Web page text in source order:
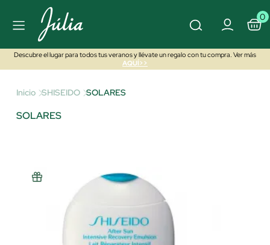
0
Descubre el lugar para todos tus veranos y llévate un regalo con tu compra. Ver más
AQUÍ>>
Inicio SHISEIDO SOLARES
SOLARES